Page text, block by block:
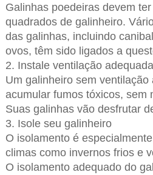
Galinhas poedeiras devem
quadrados de galinheiro.
das galinhas, incluindo
ovos, têm sido ligados a
2. Instale ventilação adequada
Um galinheiro sem ventilação
acumular fumos tóxicos, sem
Suas galinhas vão desfrutar
3. Isole seu galinheiro
O isolamento é
climas como invernos frios e
O isolamento adequado do